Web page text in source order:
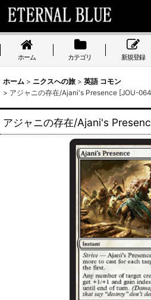
ホーム カテゴリ 新規登録
ホーム > ニクスへの旅 > 英語 コモン
> アジャニの存在/Ajani's Presence [JOU-
アジャニの存在/Ajani's